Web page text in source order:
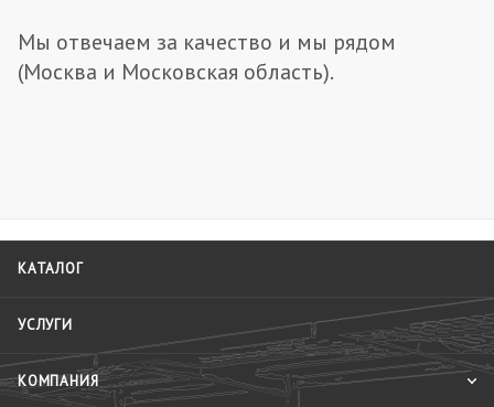
Мы отвечаем за качество и мы рядом
(Москва и Московская область).
КАТАЛОГ
УСЛУГИ
КОМПАНИЯ